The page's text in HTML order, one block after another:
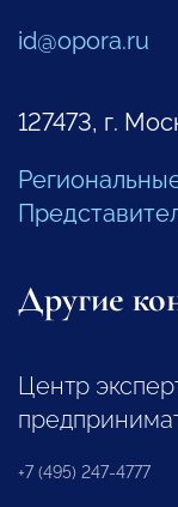
id@opora.ru
127473, г.
Другие
Центр
+7 (495) 247-4777